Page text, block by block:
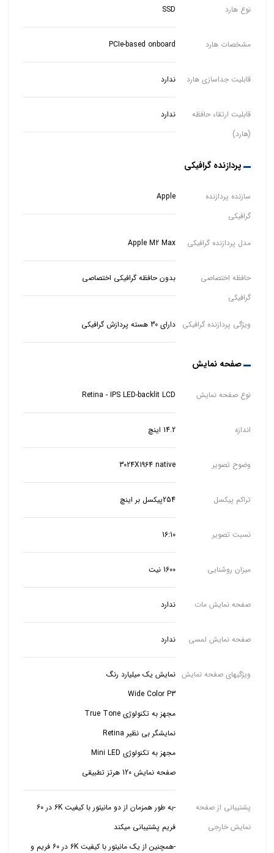
نوع هارد SSD
مشخصات هارد PCIe-based onboard
قابلیت جداسازی هارد ندارد
قابلیت ارتقاء حافظه
(هارد)
ندارد
پردازنده گرافیکی
سازنده پردازنده
گرافیکی
Apple
مدل پردازنده گرافیکی Apple M2 Max
حافظه اختصاصی
گرافیکی
بدون حافظه گرافیکی اختصاصی
ویژگی پردازنده گرافیکی دارای 30 هسته پردازش گرافیکی
صفحه نمایش
نوع صفحه نمایش Retina - IPS LED-backlit LCD
اندازه 14.2 اینچ
وضوح تصویر 3024X1964 native
تراکم پیکسل 254پیکسل بر اینچ
نسبت تصویر 16:10
میزان روشنایی 1600 نیت
صفحه نمایش مات ندارد
صفحه نمایش لمسی ندارد
ویژگیهای صفحه نمایش
نمایش یک میلیارد رنگ
Wide Color P3
نمایشگر بی نظیر Retina
مجهز به تکنولوژی Mini LED
صفحه نمایش 120 هرتز تطبیقی
پشتیبانی از صفحه
نمایش خارجی
-به طور همزمان از دو مانیتور با کیفیت 6K در ۶۰
-همچنین از یک مانیتور با کیفیت 6K در ۶۰ فریم و